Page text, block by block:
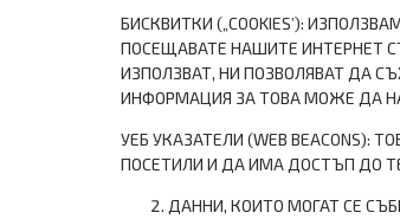
БИСКВИТКИ („COOKIES’):
ПОСЕЩАВАТЕ НАШИТЕ ИНТЕРНЕТ
ИЗПОЛЗВАТ, НИ ПОЗВОЛЯВАТ ДА
ИНФОРМАЦИЯ ЗА ТОВА МОЖЕ ДА
УЕБ УКАЗАТЕЛИ (WEB
ПОСЕТИЛИ И ДА ИМА ДОСТЪП ДО
ДАННИ, КОИТО МОГАТ СЕ